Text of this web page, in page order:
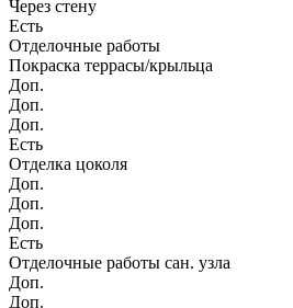
Через стену
Есть
Отделочные работы
Покраска террасы/крыльца
Доп.
Доп.
Доп.
Есть
Отделка цоколя
Доп.
Доп.
Доп.
Есть
Отделочные работы сан. узла
Доп.
Доп.